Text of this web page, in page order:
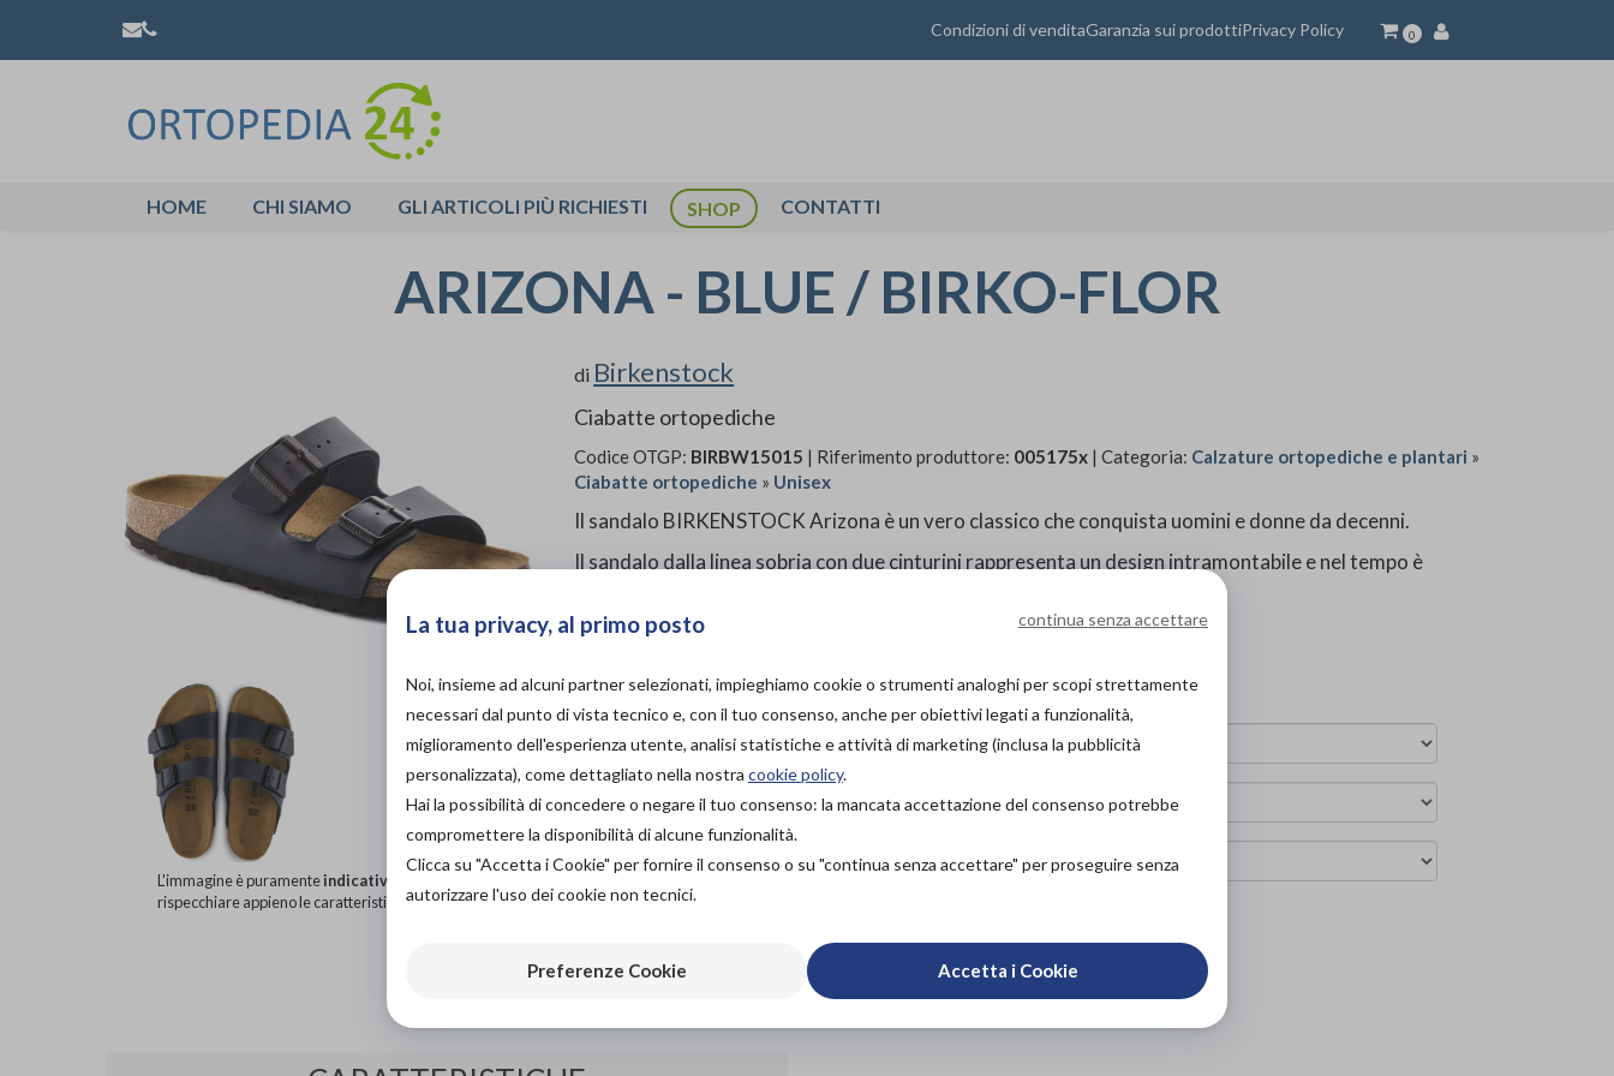
Condizioni di venditaGaranzia sui prodottiPrivacy Policy 0
HOME CHI SIAMO GLI ARTICOLI PIÙ RICHIESTI SHOP CONTATTI
ARIZONA - BLUE / BIRKO-FLOR
L'immagine è puramenteindicativa
rispecchiare appieno le caratteristiche del prodotto.
di Birkenstock
Ciabatte ortopediche
Codice OTGP: BIRBW15015 | Riferimento produttore: 005175x | Categoria: Calzature ortopediche e plantari »
Ciabatte ortopediche » Unisex
Il sandalo BIRKENSTOCK Arizona è un vero classico che conquista uomini e donne da decenni.
Il sandalo dalla linea sobria con due cinturini rappresenta un design intramontabile e nel tempo è
La tomaia è in materiale sintetico Birko-Flor® dermoaffine e resistente.
PROVA E ACQUISTA IN
NEGOZIO
NON DISPONIBILE
PROVA E NOLEGGIA IN
NEGOZIO
NON DISPONIBILE
Aggiungi al carrello
La tua privacy, al primo posto continua senza accettare
Noi, insieme ad alcuni partner selezionati, impieghiamo cookie o strumenti analoghi per scopi strettamente
necessari dal punto di vista tecnico e, con il tuo consenso, anche per obiettivi legati a funzionalità,
miglioramento dell'esperienza utente, analisi statistiche e attività di marketing (inclusa la pubblicità
personalizzata), come dettagliato nella nostra cookie policy.
Hai la possibilità di concedere o negare il tuo consenso: la mancata accettazione del consenso potrebbe
compromettere la disponibilità di alcune funzionalità.
Clicca su "Accetta i Cookie" per fornire il consenso o su "continua senza accettare" per proseguire senza
autorizzare l'uso dei cookie non tecnici.
Preferenze Cookie Accetta i Cookie